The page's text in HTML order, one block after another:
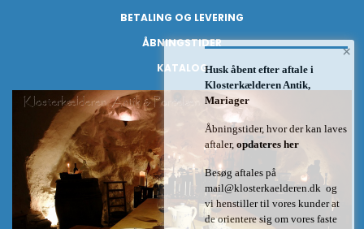
BETALING OG LEVERING
ÅBNINGSTIDER
KATALOG
×
Husk åbent efter aftale i
Klosterkælderen Antik,
Mariager
Åbningstider, hvor der kan laves
aftaler, opdateres her
Besøg aftales på
mail@klosterkaelderen.dk og
vi henstiller til vores kunder at
de orientere sig om vores faste